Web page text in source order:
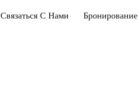
Связаться С Нами
Бронирование